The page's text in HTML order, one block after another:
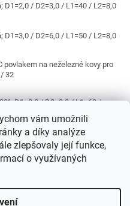
vám umožnili
a díky analýze
zlepšovaly její funkce,
o využívaných
/ D2=3,0 / L1=40 / L2=8,0
/ D2=6,0 / L1=50 / L2=8,0
povlakem na neželezné kovy pro
32
D1=8,0 / D2=8,0 / L1=63 /
D1=4,0 / D2=6,0 / L1=50 / L2=10,0